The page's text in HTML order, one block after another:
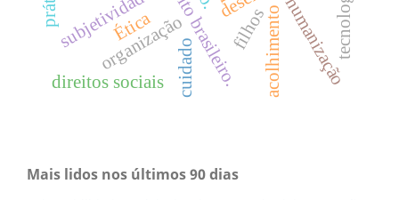
Éticadireito brasileiro.
organização
subjetividade humanização
cuidado acolhimento
filhos
direitos sociais
Mais lidos nos últimos 90 dias